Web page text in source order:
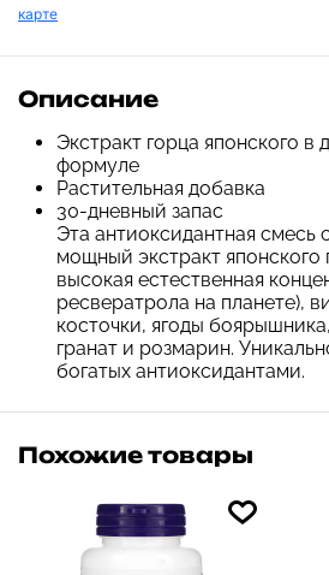
карте
Описание
Экстракт горца японского в
формуле
Растительная добавка
30-дневный запас
Эта антиоксидантная смесь
мощный экстракт японского
высокая естественная
ресвератрола на планете),
косточки, ягоды
гранат и розмарин.
богатых антиоксидантами.
Похожие товары